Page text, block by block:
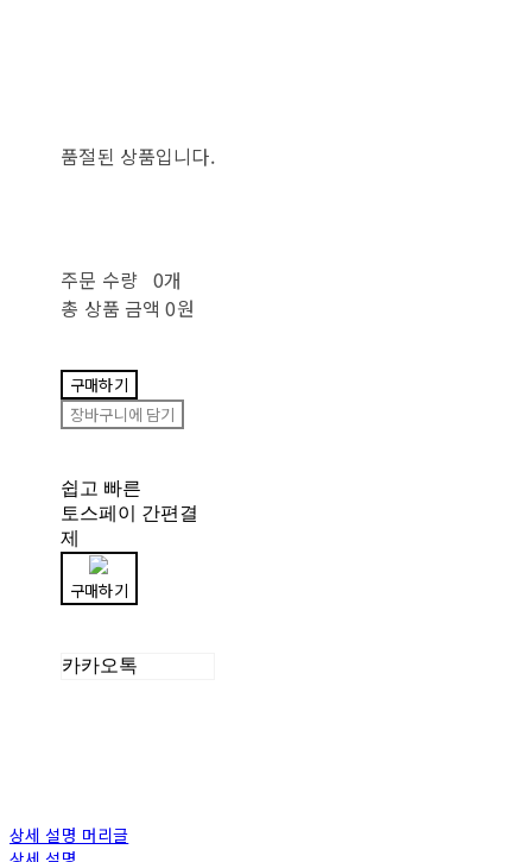
품절된 상품입니다.
주문 수량 0개
총 상품 금액 0원
구매하기
장바구니에 담기
쉽고 빠른
토스페이 간편결
제
구매하기
카카오톡
상세 설명 머리글